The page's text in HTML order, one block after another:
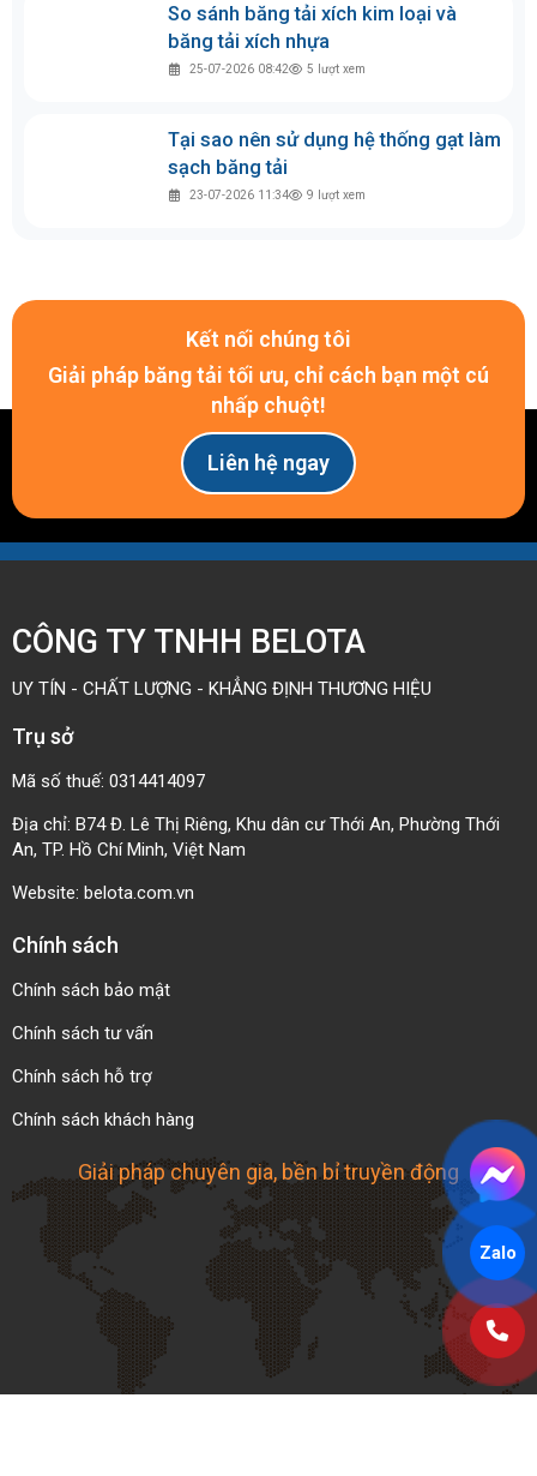
So sánh băng tải xích kim loại và
băng tải xích nhựa
25-07-2026 08:42 5 lượt xem
Tại sao nên sử dụng hệ thống gạt làm
sạch băng tải
23-07-2026 11:34 9 lượt xem
Kết nối chúng tôi
Giải pháp băng tải tối ưu, chỉ cách bạn một cú
nhấp chuột!
Liên hệ ngay
CÔNG TY TNHH BELOTA
UY TÍN - CHẤT LƯỢNG - KHẲNG ĐỊNH THƯƠNG HIỆU
Trụ sở
Mã số thuế: 0314414097
Địa chỉ: B74 Đ. Lê Thị Riêng, Khu dân cư Thới An, Phường Thới
An, TP. Hồ Chí Minh, Việt Nam
Website: belota.com.vn
Chính sách
Chính sách bảo mật
Chính sách tư vấn
Chính sách hỗ trợ
Chính sách khách hàng
Giải pháp chuyên gia, bền bỉ truyền động
Zalo